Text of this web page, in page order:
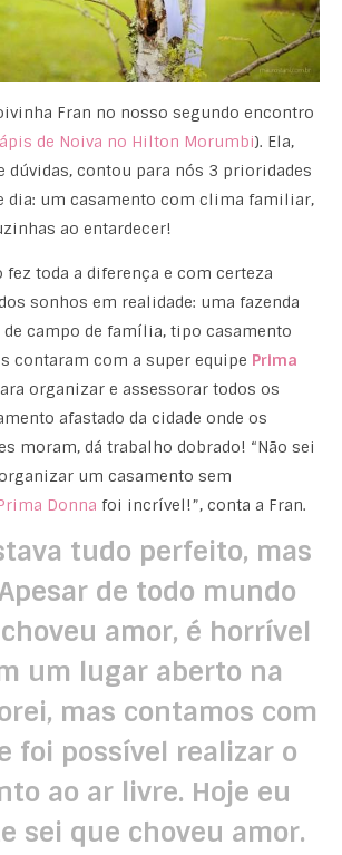
Fran no nosso segundo encontro
de Noiva no Hilton Morumbi). Ela,
dúvidas, contou para nós 3 prioridades
dia: um casamento com clima familiar,
ao entardecer!
toda a diferença e com certeza
sonhos em realidade: uma fazenda
de campo de família, tipo casamento
contaram com a super equipe Prima
organizar e assessorar todos os
afastado da cidade onde os
moram, dá trabalho dobrado! “Não sei
um casamento sem
Donna foi incrível!”, conta a Fran.
tudo perfeito, mas
de todo mundo
amor, é horrível
um lugar aberto na
mas contamos com
foi possível realizar o
ao ar livre. Hoje eu
sei que choveu amor.